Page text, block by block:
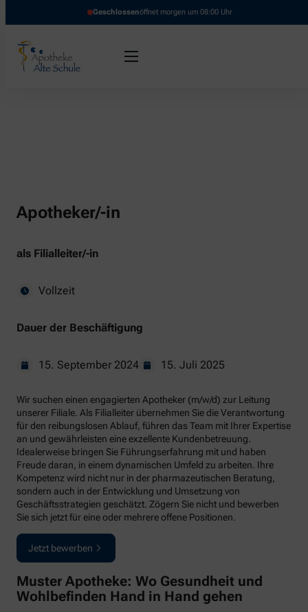
Geschlossenöffnet morgen um 08:00 Uhr
Apotheker/-in
als Filialleiter/-in
Vollzeit
Dauer der Beschäftigung
15. September 2024 15. Juli 2025
Wir suchen einen engagierten Apotheker (m/w/d) zur Leitung
unserer Filiale. Als Filialleiter übernehmen Sie die Verantwortung
für den reibungslosen Ablauf, führen das Team mit Ihrer Expertise
an und gewährleisten eine exzellente Kundenbetreuung.
Idealerweise bringen Sie Führungserfahrung mit und haben
Freude daran, in einem dynamischen Umfeld zu arbeiten. Ihre
Kompetenz wird nicht nur in der pharmazeutischen Beratung,
sondern auch in der Entwicklung und Umsetzung von
Geschäftsstrategien geschätzt. Zögern Sie nicht und bewerben
Sie sich jetzt für eine oder mehrere offene Positionen.
Jetzt bewerben
Muster Apotheke: Wo Gesundheit und
Wohlbefinden Hand in Hand gehen